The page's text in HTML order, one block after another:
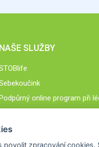
NAŠE SLUŽBY
online program při
povolit zpracování cookies.